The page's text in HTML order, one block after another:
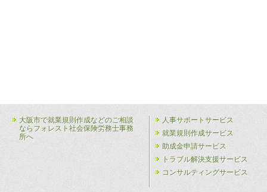
大阪市で就業規則作成などのご相談
ならフォレスト社会保険労務士事務
所へ
人事サポートサービス
就業規則作成サービス
助成金申請サービス
トラブル解決支援サービス
コンサルティングサービス